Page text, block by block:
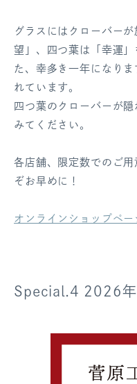
グラスにはクローバー
望」、四つ葉は「幸運
た、幸多き一年になり
れています。
四つ葉のクローバーが
みてください。
各店舗、限定数でのご
ぞお早めに！
オンラインショップペー
Special.4 2026年